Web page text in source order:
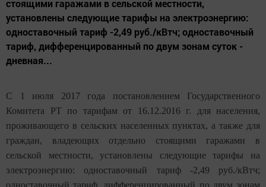
стоящими гаражами в сельской местности,
установлены следующие тарифы на электроэнергию:
одноставочный тариф -2,49 руб./кВтч; одноставочный
тариф, дифференцированный по двум зонам суток -
дневная...
С 1 июля 2017 года постановлением Государственного
Комитета РТ по тарифам от 16.12.2016 г. для населения,
проживающего в сельских населенных пунктах, а также для
граждан, владеющих отдельно стоящими гаражами в
сельской местности, установлены следующие тарифы на
электроэнергию: одноставочный тариф -2,49 руб./кВтч;